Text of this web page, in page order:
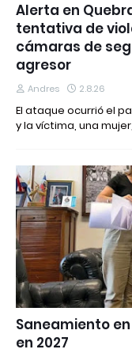
Alerta en
tentativa de
cámaras de
agresor
Andres 2.8.26
El ataque ocurrió el
y la víctima, una
Saneamiento
en 2027